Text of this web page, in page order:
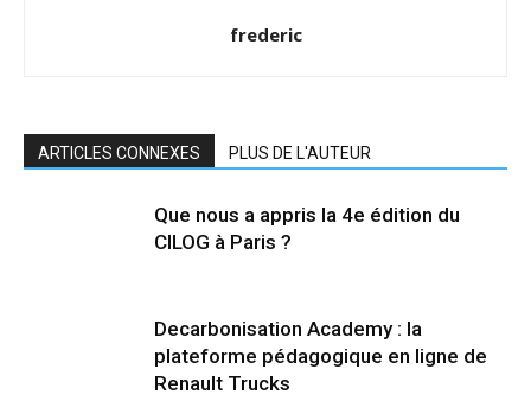
frederic
ARTICLES CONNEXES PLUS DE L'AUTEUR
Que nous a appris la 4e édition du
CILOG à Paris ?
Decarbonisation Academy : la
plateforme pédagogique en ligne de
Renault Trucks